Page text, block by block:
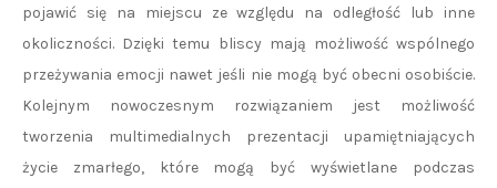
pojawić się na miejscu ze względu na odległość lub inne
okoliczności. Dzięki temu bliscy mają możliwość wspólnego
przeżywania emocji nawet jeśli nie mogą być obecni osobiście.
Kolejnym nowoczesnym rozwiązaniem jest możliwość
tworzenia multimedialnych prezentacji upamiętniających
życie zmarłego, które mogą być wyświetlane podczas